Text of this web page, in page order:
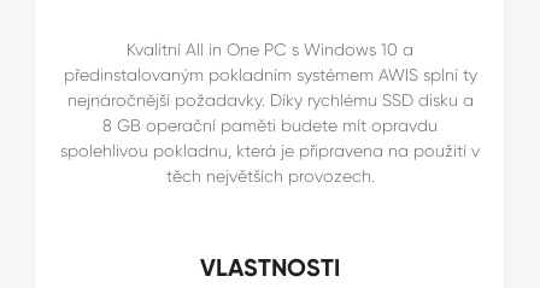
Kvalitní All in One PC s Windows 10 a
předinstalovaným pokladním systémem AWIS splní ty
nejnáročnější požadavky. Díky rychlému SSD disku a
8 GB operační paměti budete mít opravdu
spolehlivou pokladnu, která je připravena na použití v
těch největších provozech.
VLASTNOSTI